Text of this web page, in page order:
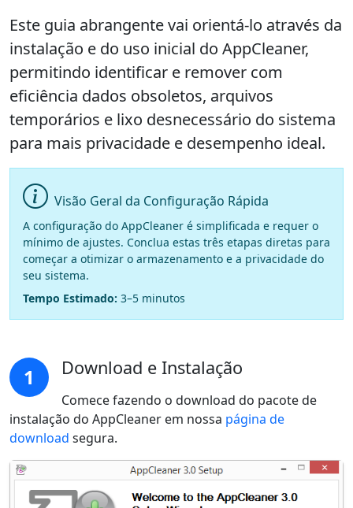
Este guia abrangente vai orientá-lo através da
instalação e do uso inicial do AppCleaner,
permitindo identificar e remover com
eficiência dados obsoletos, arquivos
temporários e lixo desnecessário do sistema
para mais privacidade e desempenho ideal.
Visão Geral da Configuração Rápida
A configuração do AppCleaner é simplificada e requer o
mínimo de ajustes. Conclua estas três etapas diretas para
começar a otimizar o armazenamento e a privacidade do
seu sistema.
Tempo Estimado: 3–5 minutos
1 Download e Instalação
Comece fazendo o download do pacote de
instalação do AppCleaner em nossa página de
download segura.